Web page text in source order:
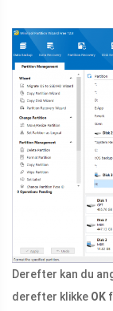
Derefter kan du
derefter klikke OK